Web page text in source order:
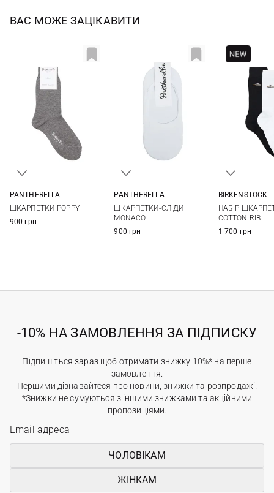
ВАС МОЖЕ ЗАЦІКАВИТИ
PANTHERELLA
ШКАРПЕТКИ POPPY
900 грн
PANTHERELLA
ШКАРПЕТКИ-СЛІДИ
MONACO
900 грн
BIRKENSTOCK
НАБІР
COTTON RIB
1 700 грн
-10% НА ЗАМОВЛЕННЯ ЗА ПІДПИСКУ
Підпишіться зараз щоб отримати знижку 10%* на перше
замовлення.
Першими дізнавайтеся про новини, знижки та розпродажі.
*Знижки не сумуються з іншими знижками та акційними
пропозиціями.
ЧОЛОВІКАМ
ЖІНКАМ